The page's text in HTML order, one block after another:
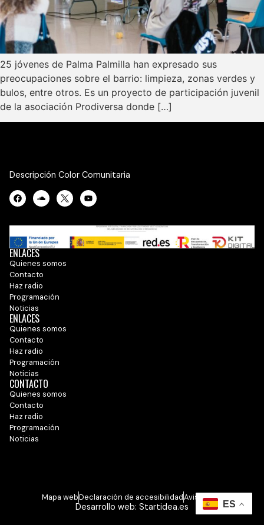
25 jóvenes de Palma Palmilla han expresado sus
preocupaciones sobre el barrio: limpieza, zonas verdes y
bulos, entre otros. Es un proyecto de participación juvenil
de la asociación Prodiversa donde […]
Descripción Color Comunitaria
ENLACES
Quienes somos
Contacto
Haz radio
Programación
Noticias
ENLACES
Quienes somos
Contacto
Haz radio
Programación
Noticias
CONTACTO
Quienes somos
Contacto
Haz radio
Programación
Noticias
Mapa webDeclaración de accesibilidadAviso legal
Desarrollo web: Startidea.es